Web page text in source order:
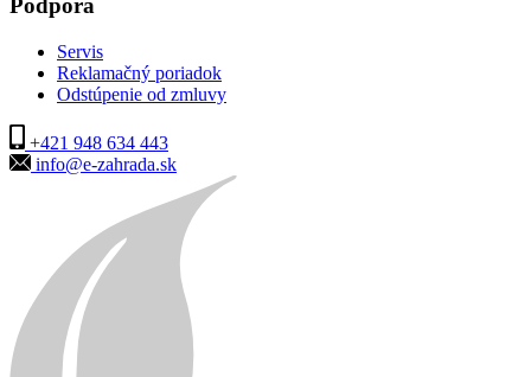
Podpora
Servis
Reklamačný poriadok
Odstúpenie od zmluvy
+421 948 634 443
info@e-zahrada.sk